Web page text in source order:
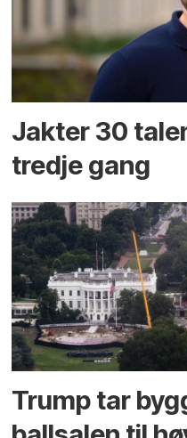
Jakter 30
tredje gang
Trump tar